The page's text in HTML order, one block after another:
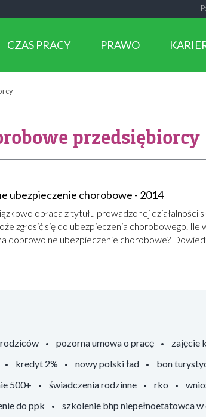
CZAS PRACY PRAWO
przedsiębiorcy
ubezpieczenie chorobowe - 2014
opłaca z tytułu prowadzonej działalności
zgłosić się do ubezpieczenia chorobowego. Ile
dobrowolne ubezpieczenie chorobowe?
pozorna umowa o pracę zajęcie
kredyt 2% nowy polski ład bon
500+ świadczenia rodzinne rko
do ppk szkolenie bhp niepełnoetatowca